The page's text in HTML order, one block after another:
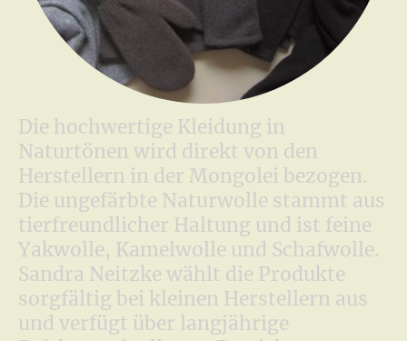
Die hochwertige Kleidung in
Naturtönen wird direkt von den
Herstellern in der Mongolei bezogen.
Die ungefärbte Naturwolle stammt aus
tierfreundlicher Haltung und ist feine
Yakwolle, Kamelwolle und Schafwolle.
Sandra Neitzke wählt die Produkte
sorgfältig bei kleinen Herstellern aus
und verfügt über langjährige